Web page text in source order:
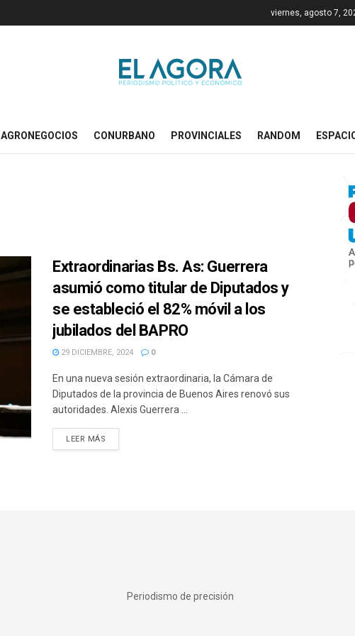
viernes, agosto 7,
AGRONEGOCIOS CONURBANO PROVINCIALES RANDOM
Extraordinarias Bs. As: Guerrera
asumió como titular de Diputados y
se estableció el 82% móvil a los
jubilados del BAPRO
29 DICIEMBRE, 2024 0
En una nueva sesión extraordinaria, la Cámara de
Diputados de la provincia de Buenos Aires renovó sus
autoridades. Alexis Guerrera ...
LEER MÁS
Periodismo de precisión